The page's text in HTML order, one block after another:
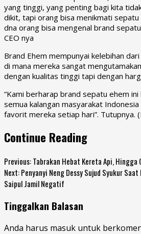
yang tinggi, yang penting bagi kita
dikit, tapi orang bisa menikmati
dna orang bisa mengenal brand
CEO nya
Brand Ehem mempunyai kelebihan
di mana mereka sangat
dengan kualitas tinggi tapi dengan
“Kami berharap brand sepatu ehem
semua kalangan masyarakat
favorit mereka setiap hari”. Tutupnya.
Continue Reading
Previous:Tabrakan Hebat Kereta Api,
Next:Penyanyi Neng Dessy Sujud Syukur
Saipul Jamil Negatif
Tinggalkan Balasan
Anda harus masuk untuk